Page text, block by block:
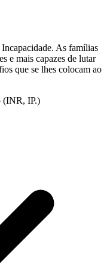
As famílias
e mais capazes de lutar
que se lhes colocam ao
(INR, IP.)